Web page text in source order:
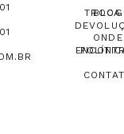
BLOG
ONDE
TROCA